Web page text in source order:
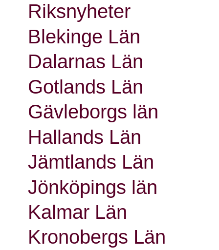
Riksnyheter
Blekinge Län
Dalarnas Län
Gotlands Län
Gävleborgs län
Hallands Län
Jämtlands Län
Jönköpings län
Kalmar Län
Kronobergs Län